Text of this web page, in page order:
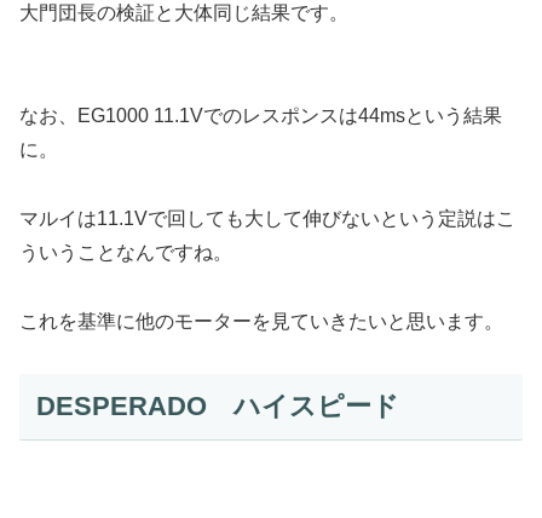
大門団長の検証と大体同じ結果です。
なお、EG1000 11.1Vでのレスポンスは44msという結果
に。
マルイは11.1Vで回しても大して伸びないという定説はこ
ういうことなんですね。
これを基準に他のモーターを見ていきたいと思います。
DESPERADO ハイスピード